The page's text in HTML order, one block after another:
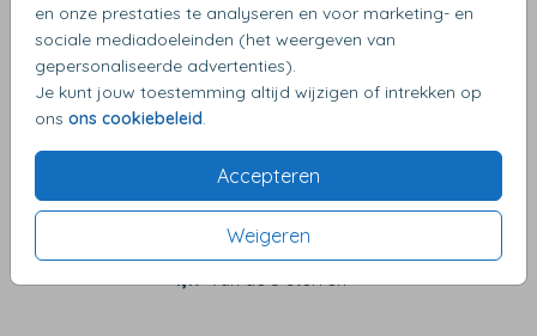
en onze prestaties te analyseren en voor marketing- en
sociale mediadoeleinden (het weergeven van
gepersonaliseerde advertenties).
Je kunt jouw toestemming altijd wijzigen of intrekken op
ons ons cookiebeleid
Accepteren
Weigeren
• Zwarte nikkelvrije punten
• Opdruk aan beide zijden
4,17 van de 5 sterren